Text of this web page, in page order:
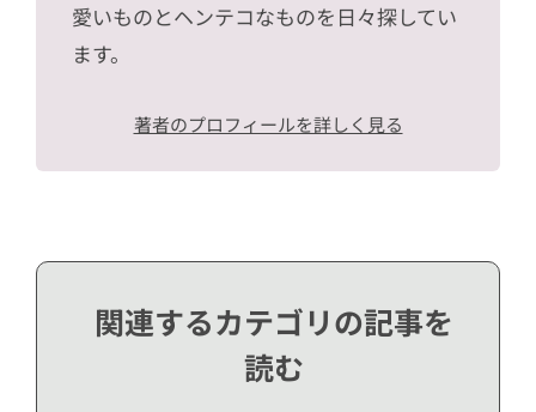
愛いものとヘンテコなものを日々探してい
ます。
著者のプロフィールを詳しく見る
関連するカテゴリの記事を
読む